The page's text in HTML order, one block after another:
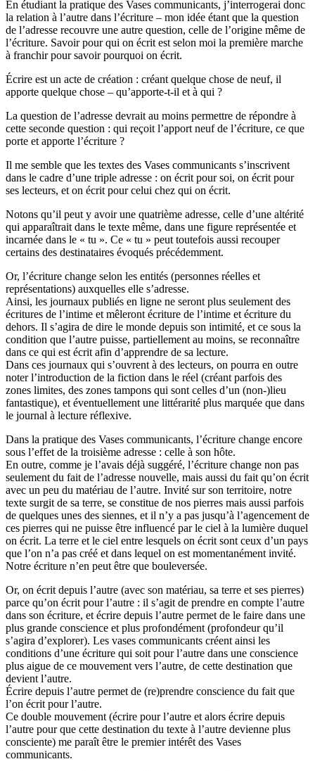
En étudiant la pratique des Vases communicants, j’interrogerai donc
la relation à l’autre dans l’écriture – mon idée étant que la question
de l’adresse recouvre une autre question, celle de l’origine même de
l’écriture. Savoir pour qui on écrit est selon moi la première marche
à franchir pour savoir pourquoi on écrit.
Écrire est un acte de création : créant quelque chose de neuf, il
apporte quelque chose – qu’apporte-t-il et à qui ?
La question de l’adresse devrait au moins permettre de répondre à
cette seconde question : qui reçoit l’apport neuf de l’écriture, ce que
porte et apporte l’écriture ?
Il me semble que les textes des Vases communicants s’inscrivent
dans le cadre d’une triple adresse : on écrit pour soi, on écrit pour
ses lecteurs, et on écrit pour celui chez qui on écrit.
Notons qu’il peut y avoir une quatrième adresse, celle d’une altérité
qui apparaîtrait dans le texte même, dans une figure représentée et
incarnée dans le « tu ». Ce « tu » peut toutefois aussi recouper
certains des destinataires évoqués précédemment.
Or, l’écriture change selon les entités (personnes réelles et
représentations) auxquelles elle s’adresse.
Ainsi, les journaux publiés en ligne ne seront plus seulement des
écritures de l’intime et mêleront écriture de l’intime et écriture du
dehors. Il s’agira de dire le monde depuis son intimité, et ce sous la
condition que l’autre puisse, partiellement au moins, se reconnaître
dans ce qui est écrit afin d’apprendre de sa lecture.
Dans ces journaux qui s’ouvrent à des lecteurs, on pourra en outre
noter l’introduction de la fiction dans le réel (créant parfois des
zones limites, des zones tampons qui sont celles d’un (non-)lieu
fantastique), et éventuellement une littérarité plus marquée que dans
le journal à lecture réflexive.
Dans la pratique des Vases communicants, l’écriture change encore
sous l’effet de la troisième adresse : celle à son hôte.
En outre, comme je l’avais déjà suggéré, l’écriture change non pas
seulement du fait de l’adresse nouvelle, mais aussi du fait qu’on écrit
avec un peu du matériau de l’autre. Invité sur son territoire, notre
texte surgit de sa terre, se constitue de nos pierres mais aussi parfois
de quelques unes des siennes, et il n’y a pas jusqu’à l’agencement de
ces pierres qui ne puisse être influencé par le ciel à la lumière duquel
on écrit. La terre et le ciel entre lesquels on écrit sont ceux d’un pays
que l’on n’a pas créé et dans lequel on est momentanément invité.
Notre écriture n’en peut être que bouleversée.
Or, on écrit depuis l’autre (avec son matériau, sa terre et ses pierres)
parce qu’on écrit pour l’autre : il s’agit de prendre en compte l’autre
dans son écriture, et écrire depuis l’autre permet de le faire dans une
plus grande conscience et plus profondément (profondeur qu’il
s’agira d’explorer). Les vases communicants créent ainsi les
conditions d’une écriture qui soit pour l’autre dans une conscience
plus aigue de ce mouvement vers l’autre, de cette destination que
devient l’autre.
Écrire depuis l’autre permet de (re)prendre conscience du fait que
l’on écrit pour l’autre.
Ce double mouvement (écrire pour l’autre et alors écrire depuis
l’autre pour que cette destination du texte à l’autre devienne plus
consciente) me paraît être le premier intérêt des Vases
communicants.